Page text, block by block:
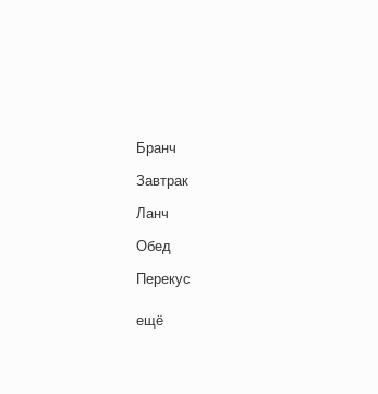
Бранч
Завтрак
Ланч
Обед
Перекус
Полдник
ещё